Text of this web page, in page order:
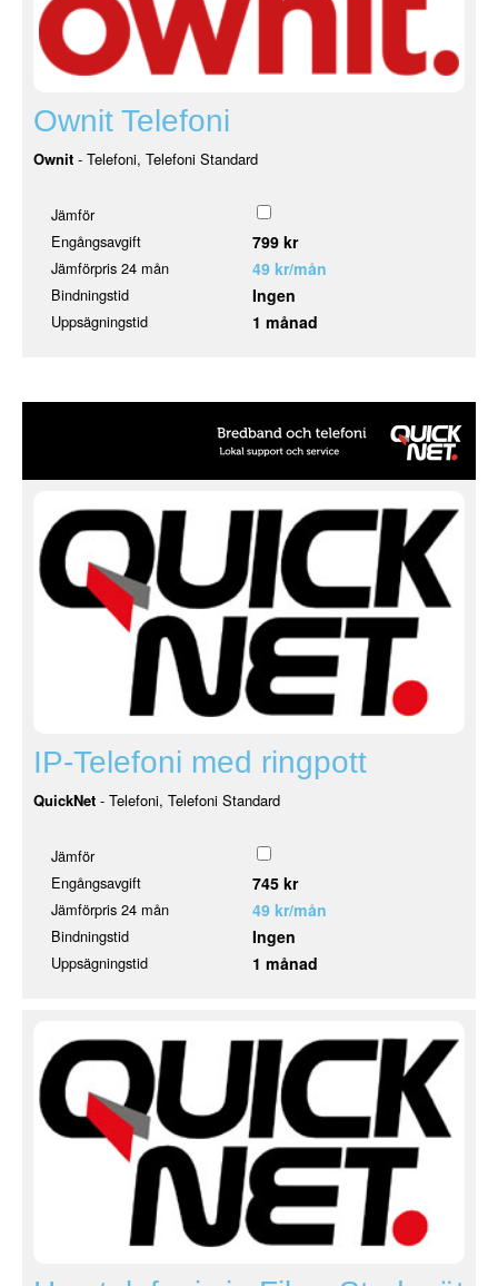
Ownit Telefoni
Ownit - Telefoni, Telefoni Standard
Jämför
Engångsavgift
799 kr
Jämförpris 24 mån 49 kr/mån
Bindningstid Ingen
Uppsägningstid 1 månad
IP-Telefoni med ringpott
QuickNet - Telefoni, Telefoni Standard
Jämför
Engångsavgift
745 kr
Jämförpris 24 mån 49 kr/mån
Bindningstid Ingen
Uppsägningstid 1 månad